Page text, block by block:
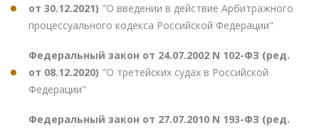
от 30.12.2021) "О введении в действие Арбитражного
процессуального кодекса Российской Федерации"
Федеральный закон от 24.07.2002 N 102-ФЗ (ред.
от 08.12.2020) "О третейских судах в Российской
Федерации"
Федеральный закон от 27.07.2010 N 193-ФЗ (ред.